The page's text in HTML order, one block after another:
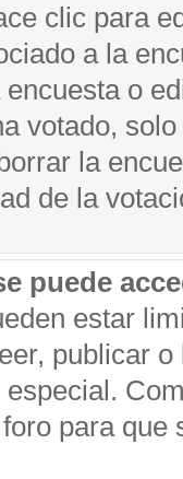
clic para
a la
o
votado,
la
de la
puede
estar
publicar
para que